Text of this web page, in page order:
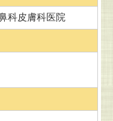
科皮膚科医院